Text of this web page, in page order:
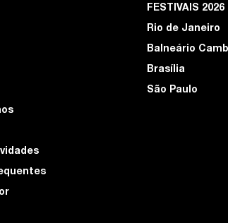
FESTIVAIS 2026
Rio de Janeiro
Balneário
Brasília
São Paulo